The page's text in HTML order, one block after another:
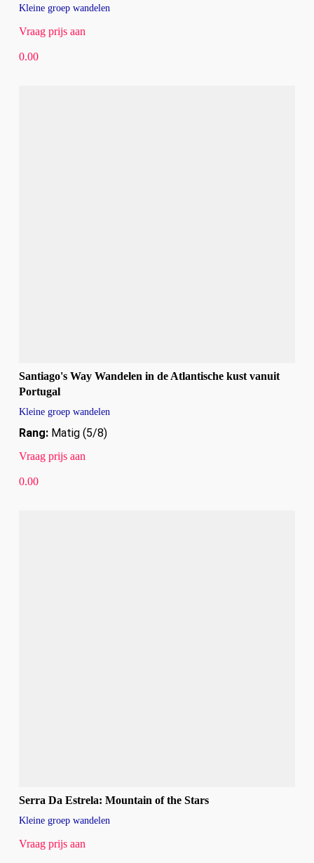
Kleine groep wandelen
Vraag prijs aan
0.00
Santiago's Way Wandelen in de Atlantische kust vanuit
Portugal
Kleine groep wandelen
Rang:Matig (5/8)
Vraag prijs aan
0.00
Serra Da Estrela: Mountain of the Stars
Kleine groep wandelen
Vraag prijs aan